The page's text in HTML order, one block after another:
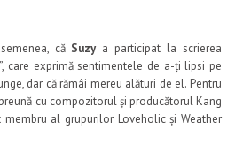
căSuzya participat la scrierea
care exprimă sentimentele de a-ți lipsi pe
dar că rămâi mereu alături de el. Pentru
cu compozitorul și producătorul Kang
membru al grupurilor Loveholic și Weather